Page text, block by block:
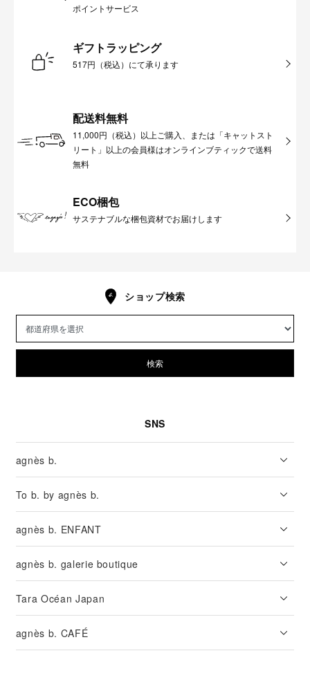
ポイントサービス
ギフトラッピング
517円（税込）にて承ります
配送料無料
11,000円（税込）以上ご購入、または「キャットスト
リート」以上の会員様はオンラインブティックで送料
無料
ECO梱包
サステナブルな梱包資材でお届けします
ショップ検索
検索
SNS
agnès b.
To b. by agnès b.
agnès b. ENFANT
agnès b. galerie boutique
Tara Océan Japan
agnès b. CAFÉ